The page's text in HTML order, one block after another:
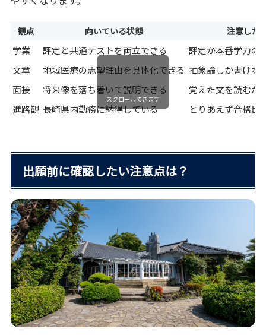
観点 向いている状態 注意した
学業 評定と共通テストを両立できる
評定か本番学力の
文章
地域医療の志望理由を具体化できる 抽象論しか書けな
面接
将来像を落ち着いて説明できる
覚えた文を読むだ
進路観 長崎県内勤務に納得している とりあえず合格目
スクロールできます
出願前に確認したい注意点は？